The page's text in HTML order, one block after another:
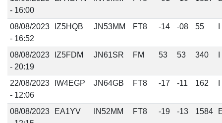
- 16:00
08/08/2023
- 16:52
IZ5HQB JN53MM FT8 -14 -08 55
08/08/2023
- 20:19
IZ5FDM JN61SR FM 53 53 340
22/08/2023
- 12:06
IW4EGP JN64GB FT8 -17 -11 162
08/08/2023
EA1YV IN52MM FT8 -19 -13 1584